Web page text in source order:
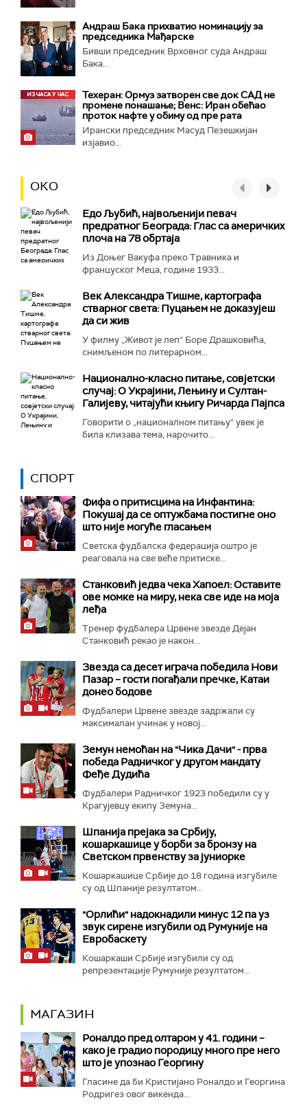
Андраш Бака прихватио номинацију за
председника Мађарске
Бивши председник Врховног суда Андраш
Бака...
Техеран: Ормуз затворен све док САД не
промене понашање; Венс: Иран обећао
проток нафте у обиму од пре рата
Ирански председник Масуд Пезешкијан
изјавио...
ОКО
Едо Љубић, највољенији певач
предратног Београда: Глас са америчких
плоча на 78 обртаја
Из Доњег Вакуфа преко Травника и
француског Меца, године 1933...
Век Александра Тишме, картографа
стварног света: Пуцањем не доказујеш
да си жив
У филму „Живот је леп“ Боре Драшковића,
снимљеном по литерарном...
Национално-класнo питање, совјетски
случај: О Украјини, Лењину и Султан-
Галијеву, читајући књигу Ричарда Пајпса
Говорити о „националном питању“ увек је
била клизава тема, нарочито...
СПОРТ
Фифа о притисцима на Инфантина:
Покушај да се оптужбама постигне оно
што није могуће гласањем
Светска фудбалска федерација оштро је
реаговала на све веће притиске...
Станковић једва чека Хапоел: Оставите
ове момке на миру, нека све иде на моја
леђа
Тренер фудбалера Црвене звезде Дејан
Станковић рекао је након...
Звезда са десет играча победила Нови
Пазар – гости погађали пречке, Катаи
донео бодове
Фудбалери Црвене звезде задржали су
максималан учинак у новој...
Земун немоћан на "Чика Дачи" - прва
победа Радничког у другом мандату
Феђе Дудића
Фудбалери Радничког 1923 победили су у
Крагујевцу екипу Земуна...
Шпанија прејакa за Србију,
кошаркашице у борби за бронзу на
Светском првенству за јуниорке
Кошаркашице Србије до 18 година изгубиле
су од Шпаније резултатом...
"Орлићи" надокнадили минус 12 па уз
звук сирене изгубили од Румуније на
Евробаскету
Кошаркаши Србије изгубили су од
репрезентације Румуније резултатом...
МАГАЗИН
Роналдо пред олтаром у 41. години –
како је градио породицу много пре него
што је упознао Георгину
Гласине да би Кристијано Роналдо и Георгина
Родригез овог викенда...